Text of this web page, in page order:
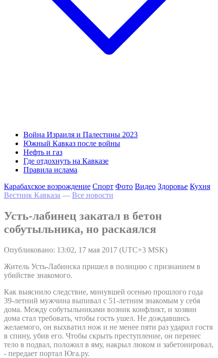
Война Израиля и Палестины 2023
Южный Кавказ после войны
Нефть и газ
Где отдохнуть на Кавказе
Правила ислама
Карабахское возрождение Спорт Фото Видео Здоровье Кухня
Вестник Кавказа — Все новости
Усть-лабинец закатал в бетон
собутыльника, но раскаялся
Опубликовано: 13:02, 17 мая 2017 (UTC+3 MSK)
Житель Усть-Лабинска пришел в полицию с признанием в
убийстве знакомого.
Как выяснило следствие, минувшей осенью прошлого года
39-летний мужчина выпивал с 51-летним знакомым у себя
дома. Между собутыльниками возник конфликт, и хозяин
дома стал требовать, чтобы гость ушел. Не дождавшись
желаемого, он выхватил нож и не менее пяти раз ударил гостя
в спину, убив его. Чтобы скрыть преступление, он перенес
тело в подвал, положил в яму, накрыл люком и забетонировал,
- передает портал Юга.ру.